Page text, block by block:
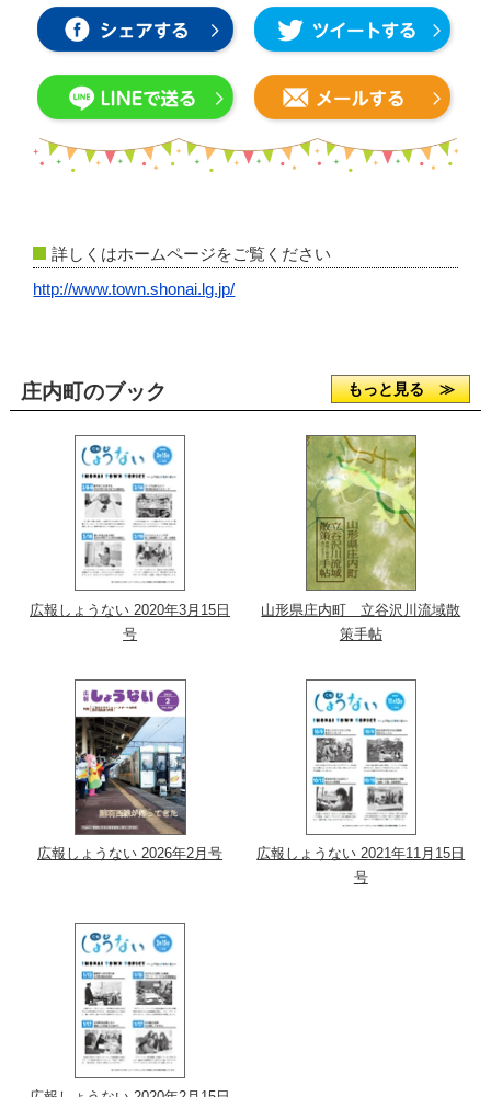
詳しくはホームページをご覧ください
http://www.town.shonai.lg.jp/
庄内町のブック もっと見る ≫
広報しょうない 2020年3月15日
号
山形県庄内町 立谷沢川流域散
策手帖
広報しょうない 2026年2月号
広報しょうない 2021年11月15日
号